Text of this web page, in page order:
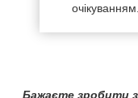
очікуванням.
Бажаєте зробити